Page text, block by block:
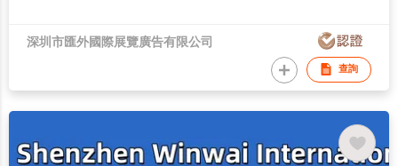
深圳市匯外國際展覽廣告有限公司
查詢